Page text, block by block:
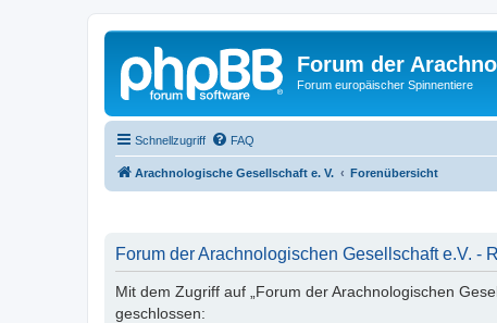
Forum der
Forum europäischer Spinnentiere
Schnellzugriff FAQ
Arachnologische Gesellschaft e. V. Forenübersicht
Forum der Arachnologischen Gesellschaft e.V. -
Mit dem Zugriff auf „Forum der Arachnologischen
geschlossen: